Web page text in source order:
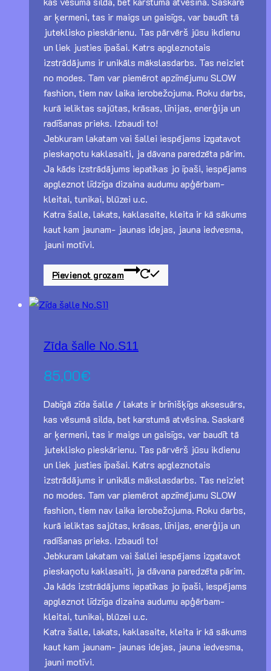
ar ķermeni, tas ir maigs un gaisīgs, var baudīt tā
juteklisko pieskārienu. Tas pārvērš jūsu ikdienu
un liek justies īpašai. Katrs apgleznotais
izstrādājums ir unikāls mākslasdarbs. Tas neiziet
no modes. Tam var piemērot apzīmējumu SLOW
fashion, tiem nav laika ierobežojuma. Roku darbs,
kurā ieliktas sajūtas, krāsas, līnijas, enerģija un
radīšanas prieks. Izbaudi to!
Jebkuram lakatam vai šallei iespējams izgatavot
pieskaņotu kaklasaiti, ja dāvana paredzēta pārim.
Ja kāds izstrādājums iepatīkas jo īpaši, iespējams
apgleznot līdzīga dizaina audumu apģērbam-
kleitai, tunikai, blūzei u.c.
Katra šalle, lakats, kaklasaite, kleita ir kā sākums
kaut kam jaunam- jaunas idejas, jauna iedvesma,
jauni motīvi.
Pievienot grozam
Zīda šalle No.S11
85,00€
Dabīgā zīda šalle / lakats ir brīnišķīgs aksesuārs,
kas vēsumā silda, bet karstumā atvēsina. Saskarē
ar ķermeni, tas ir maigs un gaisīgs, var baudīt tā
juteklisko pieskārienu. Tas pārvērš jūsu ikdienu
un liek justies īpašai. Katrs apgleznotais
izstrādājums ir unikāls mākslasdarbs. Tas neiziet
no modes. Tam var piemērot apzīmējumu SLOW
fashion, tiem nav laika ierobežojuma. Roku darbs,
kurā ieliktas sajūtas, krāsas, līnijas, enerģija un
radīšanas prieks. Izbaudi to!
Jebkuram lakatam vai šallei iespējams izgatavot
pieskaņotu kaklasaiti, ja dāvana paredzēta pārim.
Ja kāds izstrādājums iepatīkas jo īpaši, iespējams
apgleznot līdzīga dizaina audumu apģērbam-
kleitai, tunikai, blūzei u.c.
Katra šalle, lakats, kaklasaite, kleita ir kā sākums
kaut kam jaunam- jaunas idejas, jauna iedvesma,
jauni motīvi.